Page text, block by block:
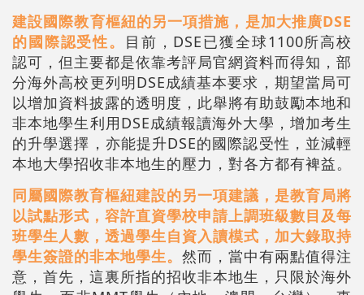
建設國際教育樞紐的另一項措施，是加大推廣DSE
的國際認受性。 目前，DSE已獲全球1100所高校
認可，但主要都是依靠考評局官網資料而得知，部
分海外高校更列明DSE成績基本要求，期望當局可
以增加資料披露的透明度，此舉將有助鼓勵本地和
非本地學生利用DSE成績報讀海外大學，增加考生
的升學選擇，亦能提升DSE的國際認受性，並減輕
本地大學招收非本地生的壓力，對各方都有裨益。
同屬國際教育樞紐建設的另一項建議，是教育局將
以試點形式，容許直資學校申請上調班級數目及每
班學生人數，透過學生自資入讀模式，加大錄取持
學生簽證的非本地學生。 然而，當中有兩點值得注
意，首先，這裏所指的招收非本地生，只限於海外